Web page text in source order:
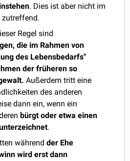
. Dies ist aber nicht im
zutreffend.
Regel sind
die im Rahmen von
des Lebensbedarfs"
der früheren so
Außerdem tritt eine
des anderen
dann ein, wenn ein
bürgt oder etwa einen
.
währendder Ehe
wird erst dann